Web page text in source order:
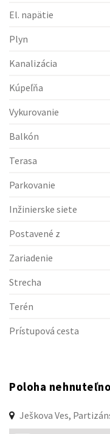
El. napätie
Plyn
Kanalizácia
Kúpeľňa
Vykurovanie
Balkón
Terasa
Parkovanie
Inžinierske siete
Postavené z
Zariadenie
Strecha
Terén
Prístupová cesta
Poloha
Ješkova Ves,